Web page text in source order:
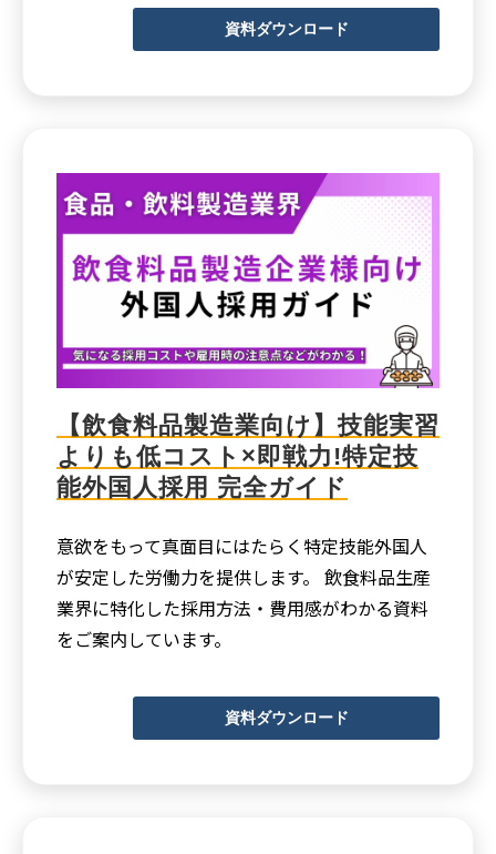
資料ダウンロード
【飲食料品製造業向け】技能実習
よりも低コスト×即戦力!特定技
能外国人採用 完全ガイド
意欲をもって真面目にはたらく特定技能外国人
が安定した労働力を提供します。 飲食料品生産
業界に特化した採用方法・費用感がわかる資料
をご案内しています。
資料ダウンロード